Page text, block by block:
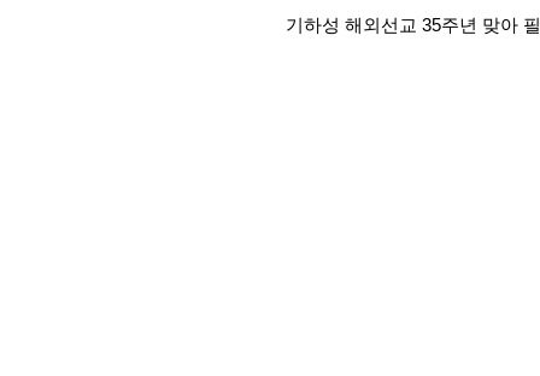
기하성 해외선교 35주년 맞아